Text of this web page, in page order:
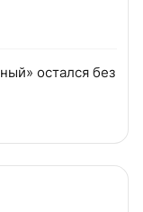
остался без